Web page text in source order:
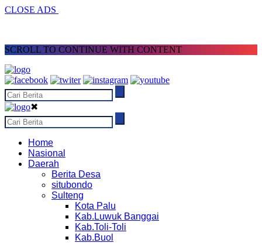
CLOSE ADS
SCROLL TO CONTINUE WITH CONTENT
✖
Home
Nasional
Daerah
Berita Desa
situbondo
Sulteng
Kota Palu
Kab.Luwuk Banggai
Kab.Toli-Toli
Kab.Buol